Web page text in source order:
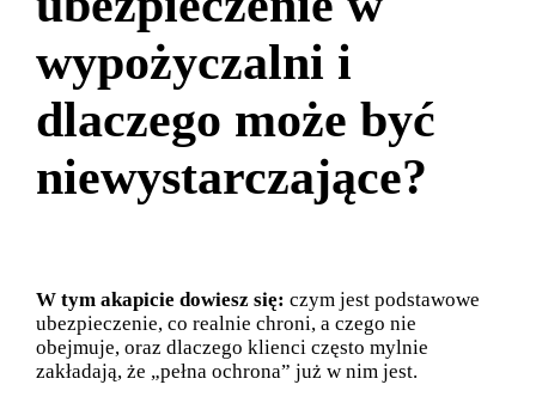
wypożyczalni i
dlaczego może być
niewystarczające?
W tym akapicie dowiesz się: czym jest podstawowe
ubezpieczenie, co realnie chroni, a czego nie
obejmuje, oraz dlaczego klienci często mylnie
zakładają, że „pełna ochrona” już w nim jest.